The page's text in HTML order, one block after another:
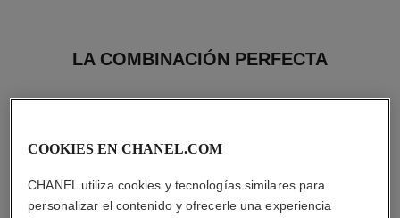
LA COMBINACIÓN PERFECTA
COOKIES EN CHANEL.COM
CHANEL utiliza cookies y tecnologías similares para
personalizar el contenido y ofrecerle una experiencia